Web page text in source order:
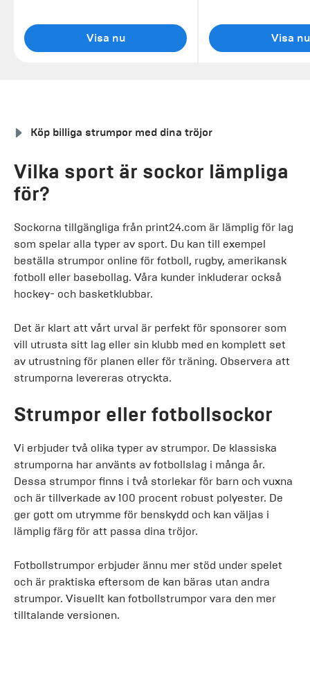
Visa nu Visa nu
Köp billiga strumpor med dina tröjor
Vilka sport är sockor lämpliga
för?
Sockorna tillgängliga från print24.com är lämplig för lag
som spelar alla typer av sport. Du kan till exempel
beställa strumpor online för fotboll, rugby, amerikansk
fotboll eller basebollag. Våra kunder inkluderar också
hockey- och basketklubbar.
Det är klart att vårt urval är perfekt för sponsorer som
vill utrusta sitt lag eller sin klubb med en komplett set
av utrustning för planen eller för träning. Observera att
strumporna levereras otryckta.
Strumpor eller fotbollsockor
Vi erbjuder två olika typer av strumpor. De klassiska
strumporna har använts av fotbollslag i många år.
Dessa strumpor finns i två storlekar för barn och vuxna
och är tillverkade av 100 procent robust polyester. De
ger gott om utrymme för benskydd och kan väljas i
lämplig färg för att passa dina tröjor.
Fotbollstrumpor erbjuder ännu mer stöd under spelet
och är praktiska eftersom de kan bäras utan andra
strumpor. Visuellt kan fotbollstrumpor vara den mer
tilltalande versionen.